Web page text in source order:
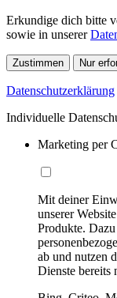
Erkundige dich bitte
sowie in unserer
Zustimmen Nur
Datenschutzerklärung
Individuelle
Marketing per
Mit deiner
unserer
Produkte.
ab und nutzen
Dienste bereits